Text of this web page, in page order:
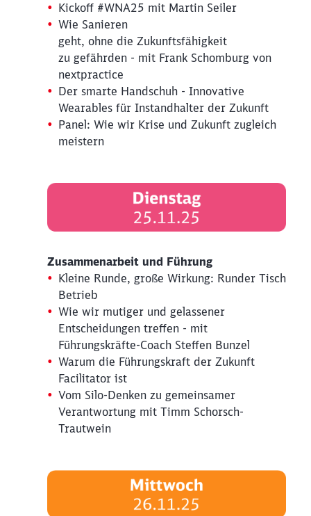
Kickoff #WNA25 mit Martin Seiler
Wie Sanieren
geht, ohne die Zukunftsfähigkeit
zu gefährden - mit Frank Schomburg von
nextpractice
Der smarte Handschuh - Innovative
Wearables für Instandhalter der Zukunft
Panel: Wie wir Krise und Zukunft zugleich
meistern
Zusammenarbeit und Führung
Kleine Runde, große Wirkung: Runder Tisch
Betrieb
Wie wir mutiger und gelassener
Entscheidungen treffen - mit
Führungskräfte-Coach Steffen Bunzel
Warum die Führungskraft der Zukunft
Facilitator ist
Vom Silo-Denken zu gemeinsamer
Verantwortung mit Timm Schorsch-
Trautwein
Möchten Sie zuweitergeleitet